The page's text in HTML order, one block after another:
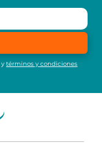
ytérminos y condiciones